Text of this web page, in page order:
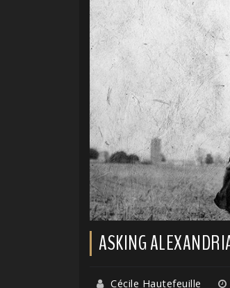
ASKING
Cécile Hautefeuille